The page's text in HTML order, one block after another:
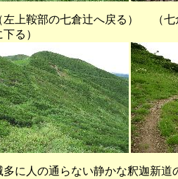
上鞍部の七倉辻へ戻る） （七
る）
に人の通らない静かな釈迦新道